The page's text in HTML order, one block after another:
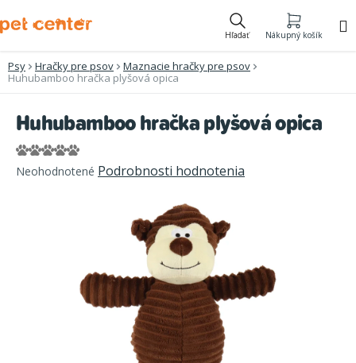
na
Hľadať Nákupný košík
Psy Hračky pre psov
Maznacie hračky pre psov
Huhubamboo hračka plyšová opica
Huhubamboo hračka plyšová opica
Priemerné
hodnotenie
hviezdičiek.
Neohodnotené Podrobnosti hodnotenia